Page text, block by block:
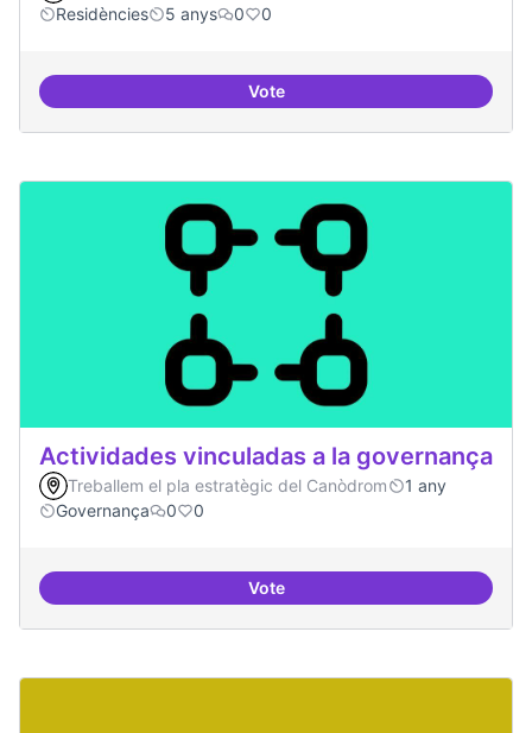
Residències
5 anys 0 0
Vote30 projectes residents referents
Actividades vinculadas a la governança
Treballem el pla estratègic del Canòdrom
1 any
Governança
0 0
VoteActividades vinculadas a la